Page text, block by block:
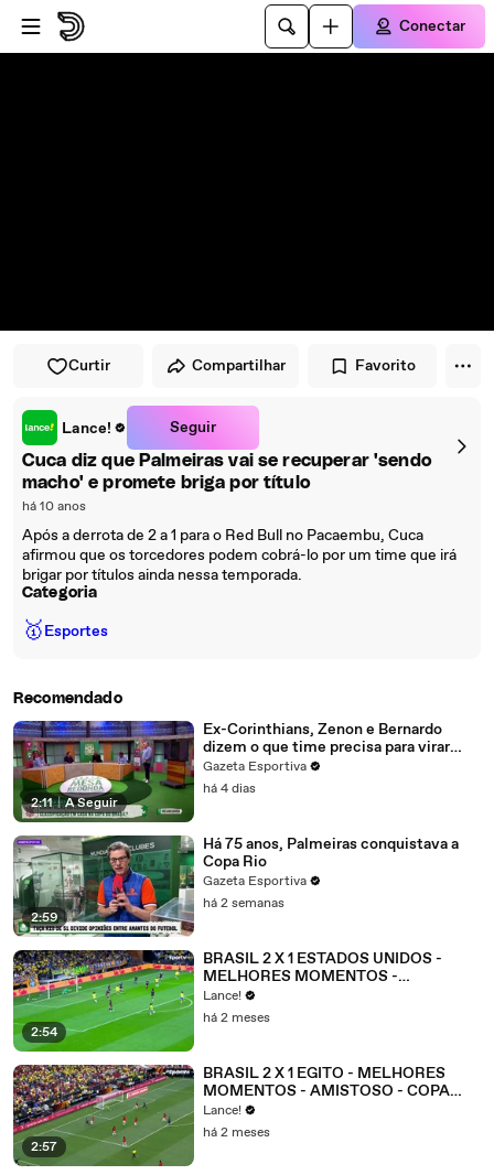
Pular para o player
Ir para o conteúdo principal
Conectar
Curtir Compartilhar Favorito
Lance! Seguir
Cuca diz que Palmeiras vai se recuperar 'sendo
macho' e promete briga por título
há 10 anos
Após a derrota de 2 a 1 para o Red Bull no Pacaembu, Cuca
afirmou que os torcedores podem cobrá-lo por um time que irá
brigar por títulos ainda nessa temporada.
Categoria
🥇Esportes
Recomendado
2:11 | A Seguir
Ex-Corinthians, Zenon e Bernardo
dizem o que time precisa para virar
contra o Inter
Gazeta Esportiva
há 4 dias
2:59
Há 75 anos, Palmeiras conquistava a
Copa Rio
Gazeta Esportiva
há 2 semanas
2:54
BRASIL 2 X 1 ESTADOS UNIDOS -
MELHORES MOMENTOS -
AMISTOSO - FEMININO
Lance!
há 2 meses
2:57
BRASIL 2 X 1 EGITO - MELHORES
MOMENTOS - AMISTOSO - COPA
2026
Lance!
há 2 meses